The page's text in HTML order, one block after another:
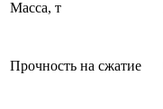
Масса, т
Прочность на сжатие